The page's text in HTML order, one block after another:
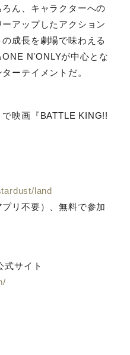
ん、キャラクターへの
アップしたアクション
成⻑を劇場で味わえる
NʼONLYが中⼼とな
ーテイメントだ。
映画『BATTLE KING!!
land
リ不要）、無料で参加
サイト